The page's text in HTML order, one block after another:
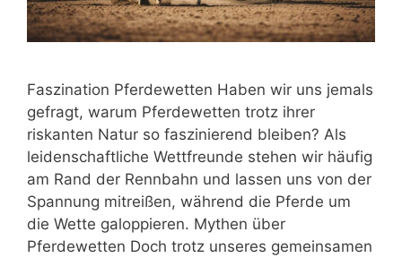
Faszination Pferdewetten Haben wir uns jemals
gefragt, warum Pferdewetten trotz ihrer
riskanten Natur so faszinierend bleiben? Als
leidenschaftliche Wettfreunde stehen wir häufig
am Rand der Rennbahn und lassen uns von der
Spannung mitreißen, während die Pferde um
die Wette galoppieren. Mythen über
Pferdewetten Doch trotz unseres gemeinsamen